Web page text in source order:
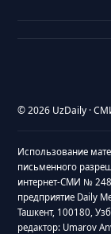
© 2026 UzDaily ·
Использование
письменного
интернет-СМИ №
предприятие Daily
Ташкент, 100180,
редактор: Umarov